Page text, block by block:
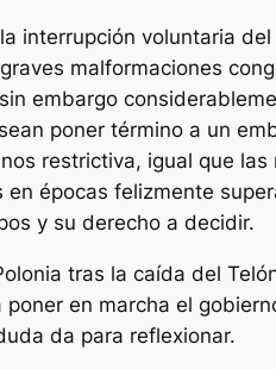
interrupción voluntaria
malformaciones
embargo
poner término a un
restrictiva, igual que
épocas felizmente
y su derecho a decidir.
tras la caída del
en marcha el
da para reflexionar.